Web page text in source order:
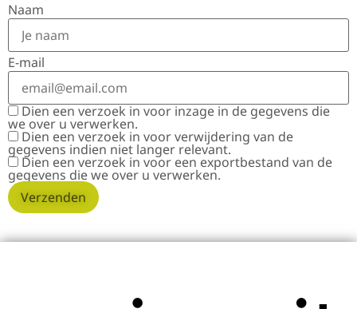
Naam
E-mail
Dien een verzoek in voor inzage in de gegevens die
we over u verwerken.
Dien een verzoek in voor verwijdering van de
gegevens indien niet langer relevant.
Dien een verzoek in voor een exportbestand van de
gegevens die we over u verwerken.